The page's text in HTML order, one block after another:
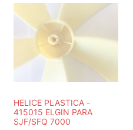
HELICE PLASTICA -
415015 ELGIN PARA
SJF/SFQ 7000